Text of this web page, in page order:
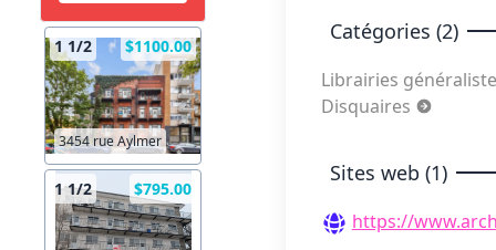
1 1/2 $1100.00
3454 rue Aylmer
1 1/2 $795.00
Catégories (2)
Librairies
Disquaires
Sites web (1)
https://